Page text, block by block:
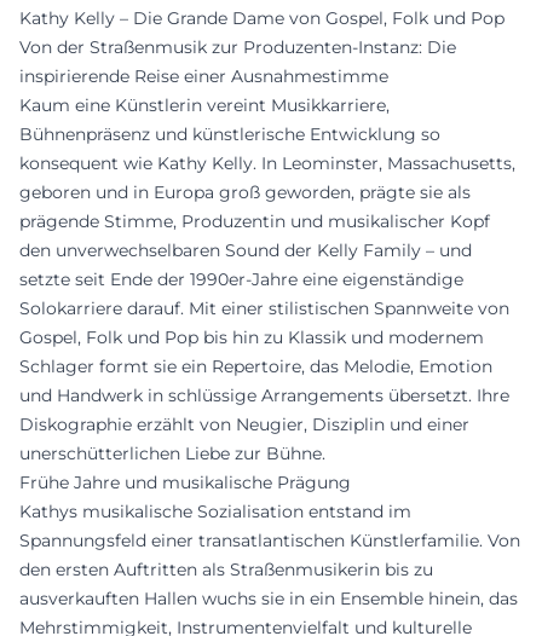
Kathy Kelly – Die Grande Dame von Gospel, Folk und Pop
Von der Straßenmusik zur Produzenten-Instanz: Die
inspirierende Reise einer Ausnahmestimme
Kaum eine Künstlerin vereint Musikkarriere,
Bühnenpräsenz und künstlerische Entwicklung so
konsequent wie Kathy Kelly. In Leominster, Massachusetts,
geboren und in Europa groß geworden, prägte sie als
prägende Stimme, Produzentin und musikalischer Kopf
den unverwechselbaren Sound der Kelly Family – und
setzte seit Ende der 1990er-Jahre eine eigenständige
Solokarriere darauf. Mit einer stilistischen Spannweite von
Gospel, Folk und Pop bis hin zu Klassik und modernem
Schlager formt sie ein Repertoire, das Melodie, Emotion
und Handwerk in schlüssige Arrangements übersetzt. Ihre
Diskographie erzählt von Neugier, Disziplin und einer
unerschütterlichen Liebe zur Bühne.
Frühe Jahre und musikalische Prägung
Kathys musikalische Sozialisation entstand im
Spannungsfeld einer transatlantischen Künstlerfamilie. Von
den ersten Auftritten als Straßenmusikerin bis zu
ausverkauften Hallen wuchs sie in ein Ensemble hinein, das
Mehrstimmigkeit, Instrumentenvielfalt und kulturelle